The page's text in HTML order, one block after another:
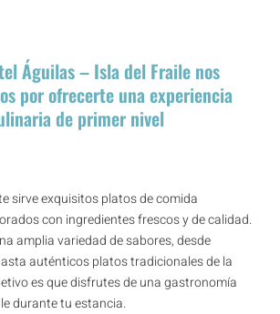
Águilas – Isla del Fraile nos
por ofrecerte una experiencia
de primer nivel
sirve exquisitos platos de comida
con ingredientes frescos y de calidad.
amplia variedad de sabores, desde
auténticos platos tradicionales de la
es que disfrutes de una gastronomía
durante tu estancia.